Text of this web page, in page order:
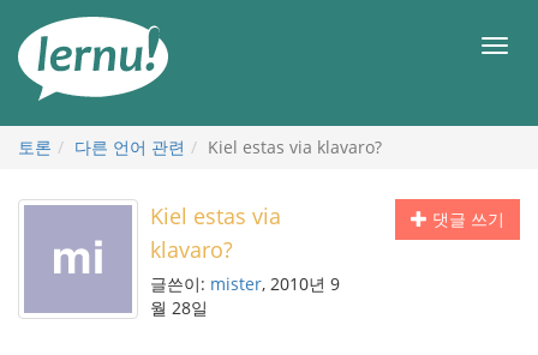
메
토론 다른 언어 관련 Kiel estas via klavaro?
댓글 쓰기
Kiel estas via
klavaro?
글쓴이: mister, 2010년 9
월 28일